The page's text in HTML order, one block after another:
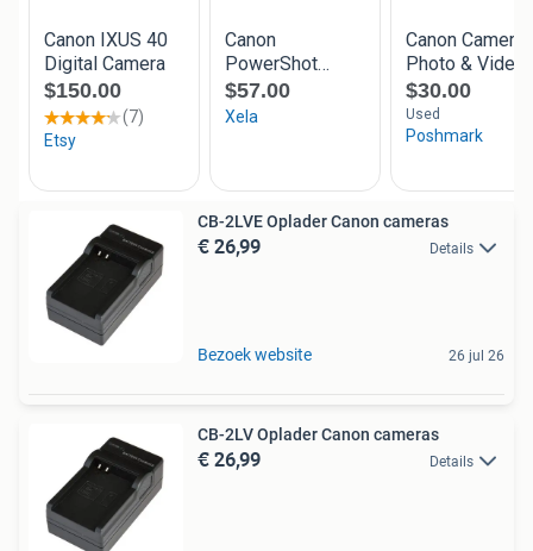
CB-2LVE Oplader Canon cameras
€ 26,99 Details
Bezoek website 26 jul 26
CB-2LV Oplader Canon cameras
€ 26,99 Details